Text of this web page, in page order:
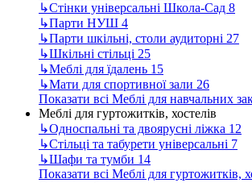
↳Стінки універсальні Школа-Сад 8
↳Парти НУШ 4
↳Парти шкільні, столи аудиторні 27
↳Шкільні стільці 25
↳Меблі для їдалень 15
↳Мати для спортивної зали 26
Показати всі Меблі для навчальних
Меблі для гуртожитків, хостелів
↳Односпальні та двоярусні ліжка 12
↳Стільці та табурети універсальні 7
↳Шафи та тумби 14
Показати всі Меблі для гуртожитків,